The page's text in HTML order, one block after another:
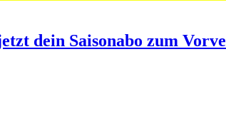
dein Saisonabo zum